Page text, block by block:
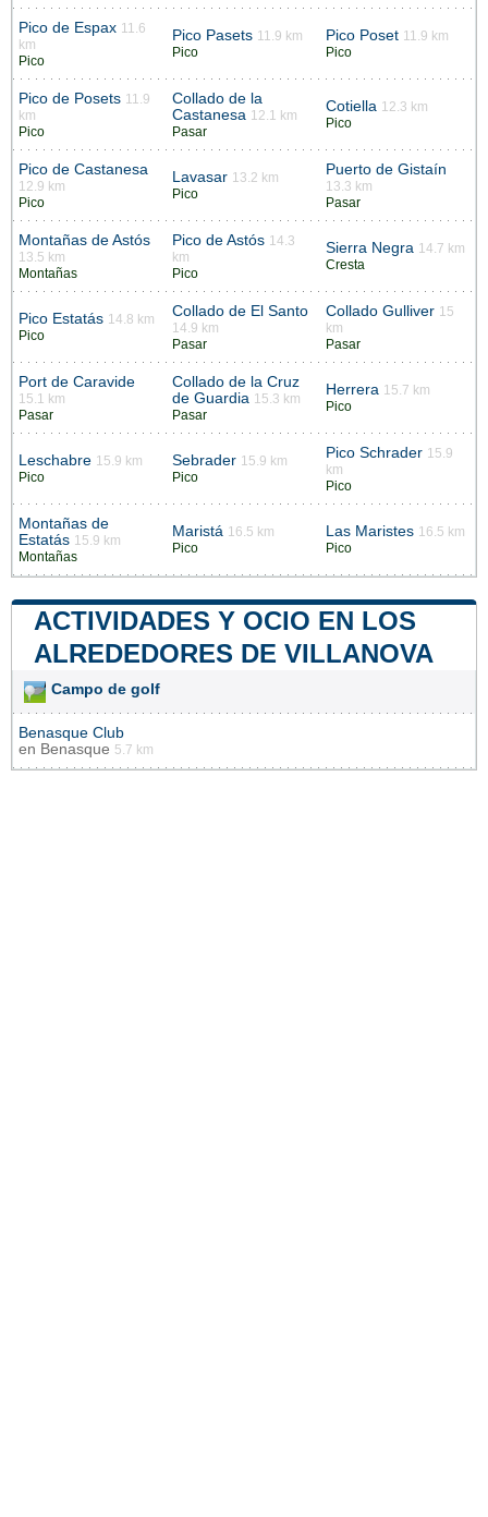
Pico de Espax 11.6
km
Pico
Pico Pasets 11.9 km
Pico
Pico Poset 11.9 km
Pico
Pico de Posets 11.9
km
Pico
Collado de la
Castanesa 12.1 km
Pasar
Cotiella 12.3 km
Pico
Pico de Castanesa
12.9 km
Pico
Lavasar 13.2 km
Pico
Puerto de Gistaín
13.3 km
Pasar
Montañas de Astós
13.5 km
Montañas
Pico de Astós 14.3
km
Pico
Sierra Negra 14.7 km
Cresta
Pico Estatás 14.8 km
Pico
Collado de El Santo
14.9 km
Pasar
Collado Gulliver 15
km
Pasar
Port de Caravide
15.1 km
Pasar
Collado de la Cruz
de Guardia 15.3 km
Pasar
Herrera 15.7 km
Pico
Leschabre 15.9 km
Pico
Sebrader 15.9 km
Pico
Pico Schrader 15.9
km
Pico
Montañas de
Estatás 15.9 km
Montañas
Maristá 16.5 km
Pico
Las Maristes 16.5 km
Pico
ACTIVIDADES Y OCIO EN LOS
ALREDEDORES DE VILLANOVA
Campo de golf
Benasque Club
en Benasque 5.7 km